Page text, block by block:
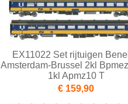
EX11022 Set rijtuigen
Amsterdam-Brussel 2kl
1kl Apmz10 T
€ 159,90